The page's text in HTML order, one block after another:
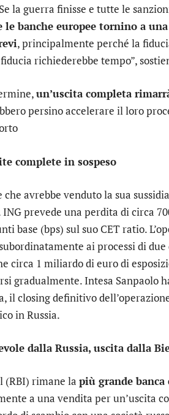
la guerra finisse e tutte le
le banche europee tornino a
, principalmente perché la
richiederebbe tempo”,
un’uscita completa
persino accelerare il loro
complete in sospeso
avrebbe venduto la sua
ING prevede una perdita di circa
base (bps) sul suo CET ratio.
ai processi di
circa 1 miliardo di euro di
gradualmente. Intesa Sanpaolo
il closing definitivo
in Russia.
dalla Russia, uscita dalla
(RBI) rimane la più grande
a una vendita per un’uscita